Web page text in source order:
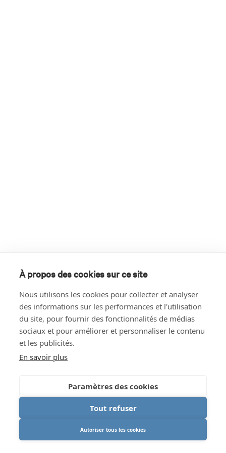
À propos des cookies sur ce site
Nous utilisons les cookies pour collecter et analyser
des informations sur les performances et l'utilisation
du site, pour fournir des fonctionnalités de médias
sociaux et pour améliorer et personnaliser le contenu
et les publicités.
En savoir plus
Paramètres des cookies
Tout refuser
Autoriser tous les cookies